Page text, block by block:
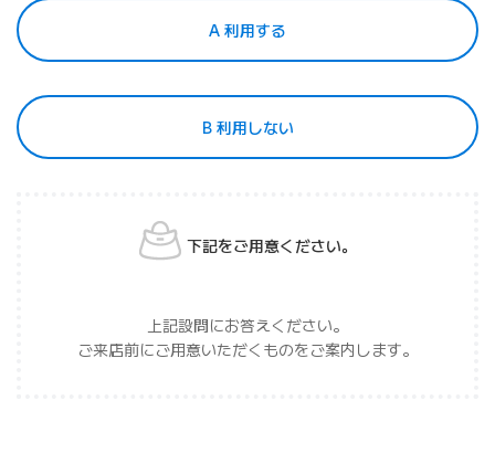
A 利用する
B 利用しない
下記をご用意ください。
上記設問にお答えください。
ご来店前にご用意いただくものをご案内します。